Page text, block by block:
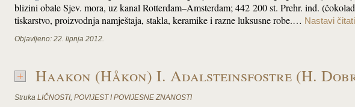
blizini obale Sjev. mora, uz kanal Rotterdam–Amsterdam; 442 200 st. Prehr. ind.
tiskarstvo, proizvodnja namještaja, stakla, keramike i razne luksusne robe.… Nastavi čitati
Objavljeno: 22. lipnja 2012.
Haakon (Håkon) I. Adalsteinsfostre (H.
Struka LIČNOSTI, POVIJEST I POVIJESNE ZNANOSTI